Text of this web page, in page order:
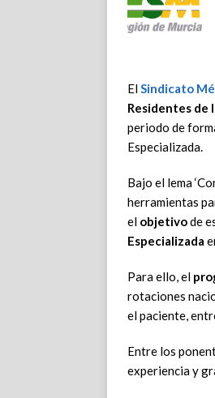
ElSindicato
Residentes de
periodo de
Especializada.
Bajo el lema
herramientas
el objetivode
Especializada
Para ello, el
rotaciones
el paciente,
Entre los
experiencia y